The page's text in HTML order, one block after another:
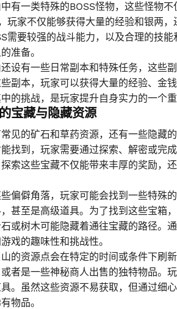
有一类特殊的BOSS怪物，这些怪物
玩家不仅能够获得大量的经验和银两，
需要较强的战斗能力，以及合理的技
准备。
设有一些日常副本和特殊任务，这些
副本，玩家可以获得大量的经验、金
的挑战，是玩家提升自身实力的一个重
宝藏与隐藏资源
见的矿石和草药资源，还有一些隐藏
找到，玩家需要通过探索、解密或完
索这些宝藏不仅能带来丰厚的奖励，
偏僻角落，玩家可能会找到一些特殊
甚至是高级道具。为了找到这些宝箱
或树木可能隐藏着通往宝藏的路径。
戏的趣味性和挑战性。
的资源点会在特定的时间或条件下刷
者是一些神秘商人出售的独特物品。
。虽然这些资源不易获取，但通过细
物品。